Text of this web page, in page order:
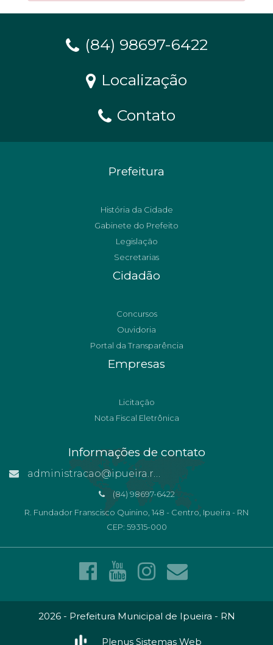
(84) 98697-6422
Localização
Contato
Prefeitura
História da Cidade
Gabinete do Prefeito
Legislação
Secretarias
Cidadão
Concursos
Ouvidoria
Portal da Transparência
Empresas
Licitação
Nota Fiscal Eletrônica
Informações de contato
administracao@ipueira.rn.gov.br
(84) 98697-6422
R. Fundador Franscisco Quinino, 148 - Centro, Ipueira - RN
CEP: 59315-000
2026 - Prefeitura Municipal de Ipueira - RN
Plenus Sistemas Web